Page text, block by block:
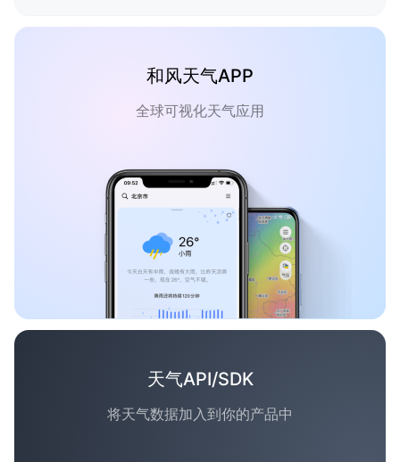
和风天气APP
全球可视化天气应用
天气API/SDK
将天气数据加入到你的产品中